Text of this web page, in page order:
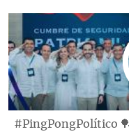
#PingPongPolítico